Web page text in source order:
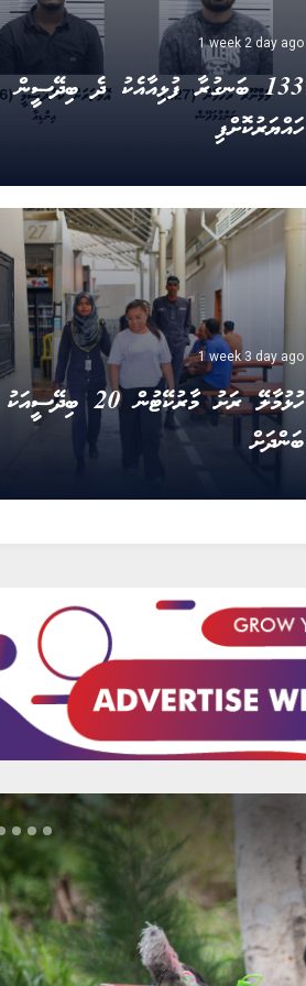
1 week 2 day ago
133 ބަނގުރާ ފުޅިއާއެކު ދެ ބިދޭސީން
ހައްޔަރުކޮށްފި
1 week 3 day ago
ހުޅުމާލޭ ރަށު މާރުކޭޓުން 20 ބިދޭސީއަކު
ބަންދަށް